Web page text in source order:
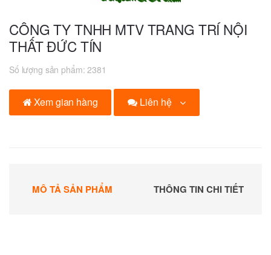
CÔNG TY TNHH MTV TRANG TRÍ NỘI
THẤT ĐỨC TÍN
Số lượng sản phẩm: 2381
Xem gian hàng Liên hệ
MÔ TẢ SẢN PHẨM THÔNG TIN CHI TIẾT